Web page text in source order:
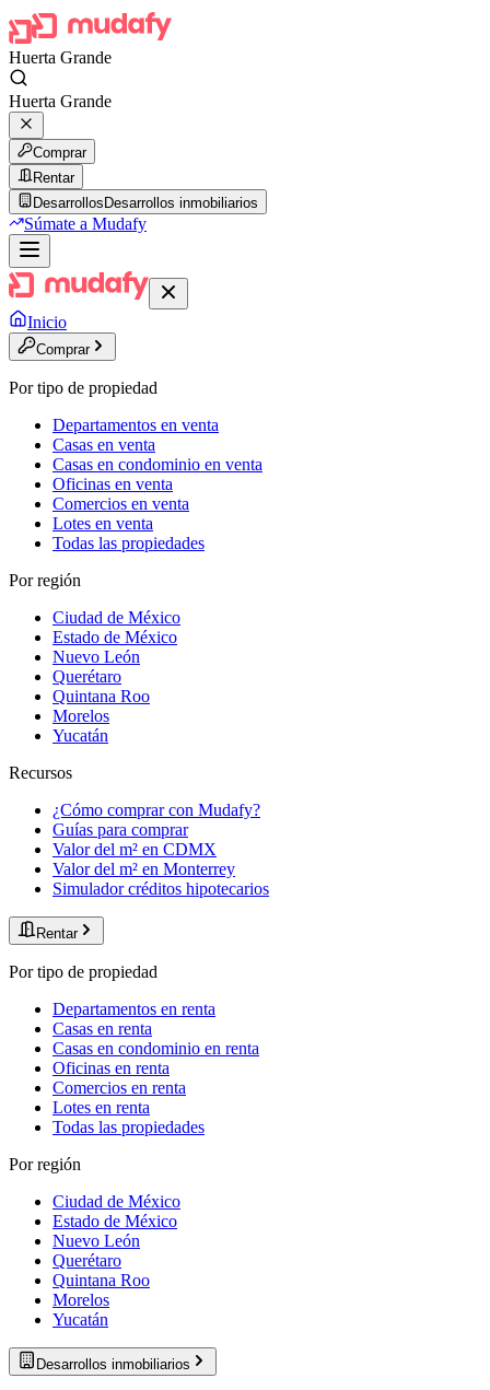
Huerta Grande
Huerta Grande
Comprar
Rentar
Desarrollos Desarrollos inmobiliarios
Súmate a Mudafy
Inicio
Comprar
Por tipo de propiedad
Departamentos en venta
Casas en venta
Casas en condominio en venta
Oficinas en venta
Comercios en venta
Lotes en venta
Todas las propiedades
Por región
Ciudad de México
Estado de México
Nuevo León
Querétaro
Quintana Roo
Morelos
Yucatán
Recursos
¿Cómo comprar con Mudafy?
Guías para comprar
Valor del m² en CDMX
Valor del m² en Monterrey
Simulador créditos hipotecarios
Rentar
Por tipo de propiedad
Departamentos en renta
Casas en renta
Casas en condominio en renta
Oficinas en renta
Comercios en renta
Lotes en renta
Todas las propiedades
Por región
Ciudad de México
Estado de México
Nuevo León
Querétaro
Quintana Roo
Morelos
Yucatán
Desarrollos inmobiliarios